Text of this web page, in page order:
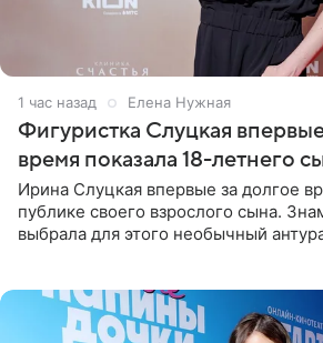
1 час назад Елена Нужная
Фигуристка Слуцкая
время показала 18-летнего
Ирина Слуцкая впервые за долгое
публике своего взрослого сына.
выбрала для этого необычный